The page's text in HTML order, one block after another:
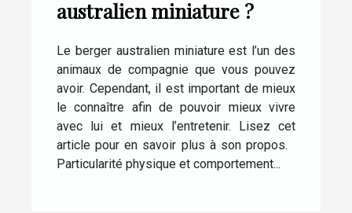
australien miniature ?
Le berger australien miniature est l’un des
animaux de compagnie que vous pouvez
avoir. Cependant, il est important de mieux
le connaître afin de pouvoir mieux vivre
avec lui et mieux l’entretenir. Lisez cet
article pour en savoir plus à son propos.
Particularité physique et comportement...